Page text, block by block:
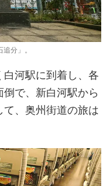
分」。
河駅に到着し、各
で、新白河駅から
、奥州街道の旅は